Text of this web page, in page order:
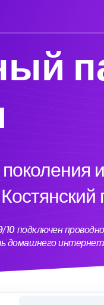
10 подключен
домашнего